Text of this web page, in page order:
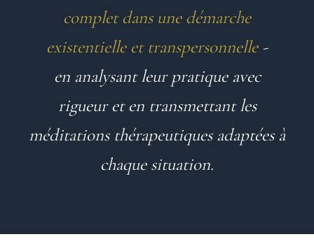
complet dans une démarche
existentielle et transpersonnelle-
en analysant leur pratique avec
rigueur et en transmettant les
méditations thérapeutiques adaptées à
chaque situation.